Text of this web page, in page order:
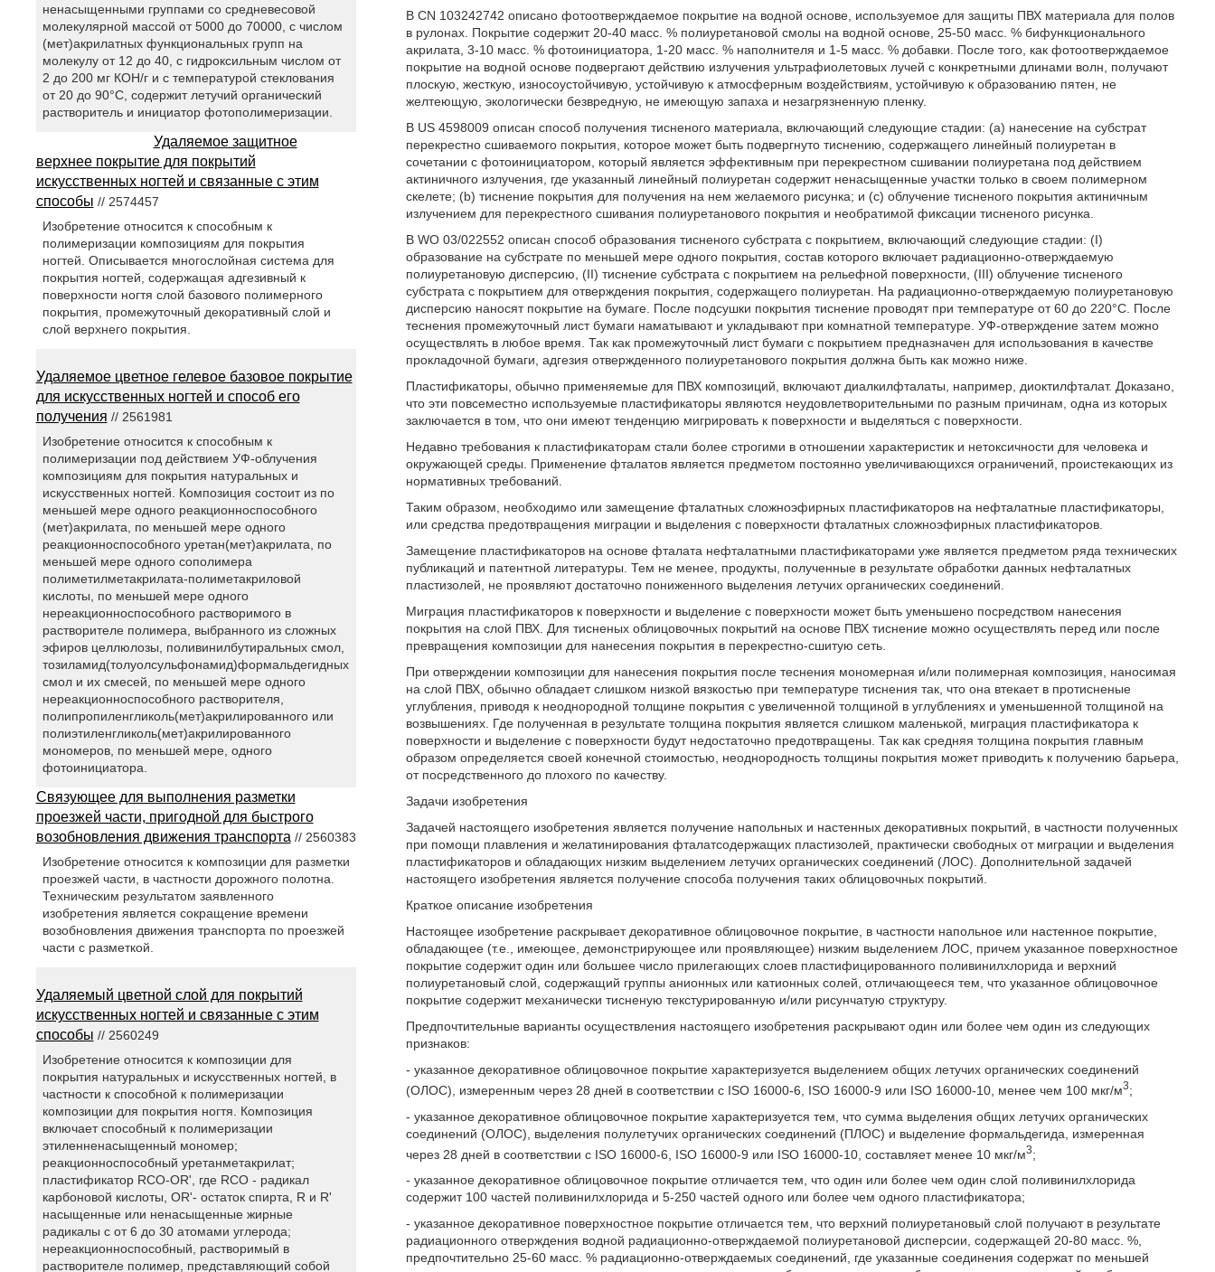
В CN 103242742 описано фотоотверждаемое покрытие на водной основе, используемое для защиты ПВХ материала для полов
в рулонах. Покрытие содержит 20-40 масс. % полиуретановой смолы на водной основе, 25-50 масс. % бифункционального
акрилата, 3-10 масс. % фотоинициатора, 1-20 масс. % наполнителя и 1-5 масс. % добавки. После того, как фотоотверждаемое
покрытие на водной основе подвергают действию излучения ультрафиолетовых лучей с конкретными длинами волн, получают
плоскую, жесткую, износоустойчивую, устойчивую к атмосферным воздействиям, устойчивую к образованию пятен, не
желтеющую, экологически безвредную, не имеющую запаха и незагрязненную пленку.
В US 4598009 описан способ получения тисненого материала, включающий следующие стадии: (а) нанесение на субстрат
перекрестно сшиваемого покрытия, которое может быть подвергнуто тиснению, содержащего линейный полиуретан в
сочетании с фотоинициатором, который является эффективным при перекрестном сшивании полиуретана под действием
актиничного излучения, где указанный линейный полиуретан содержит ненасыщенные участки только в своем полимерном
скелете; (b) тиснение покрытия для получения на нем желаемого рисунка; и (с) облучение тисненого покрытия актиничным
излучением для перекрестного сшивания полиуретанового покрытия и необратимой фиксации тисненого рисунка.
В WO 03/022552 описан способ образования тисненого субстрата с покрытием, включающий следующие стадии: (I)
образование на субстрате по меньшей мере одного покрытия, состав которого включает радиационно-отверждаемую
полиуретановую дисперсию, (II) тиснение субстрата с покрытием на рельефной поверхности, (III) облучение тисненого
субстрата с покрытием для отверждения покрытия, содержащего полиуретан. На радиационно-отверждаемую полиуретановую
дисперсию наносят покрытие на бумаге. После подсушки покрытия тиснение проводят при температуре от 60 до 220°С. После
теснения промежуточный лист бумаги наматывают и укладывают при комнатной температуре. УФ-отверждение затем можно
осуществлять в любое время. Так как промежуточный лист бумаги с покрытием предназначен для использования в качестве
прокладочной бумаги, адгезия отвержденного полиуретанового покрытия должна быть как можно ниже.
Пластификаторы, обычно применяемые для ПВХ композиций, включают диалкилфталаты, например, диоктилфталат. Доказано,
что эти повсеместно используемые пластификаторы являются неудовлетворительными по разным причинам, одна из которых
заключается в том, что они имеют тенденцию мигрировать к поверхности и выделяться с поверхности.
Недавно требования к пластификаторам стали более строгими в отношении характеристик и нетоксичности для человека и
окружающей среды. Применение фталатов является предметом постоянно увеличивающихся ограничений, проистекающих из
нормативных требований.
Таким образом, необходимо или замещение фталатных сложноэфирных пластификаторов на нефталатные пластификаторы,
или средства предотвращения миграции и выделения с поверхности фталатных сложноэфирных пластификаторов.
Замещение пластификаторов на основе фталата нефталатными пластификаторами уже является предметом ряда технических
публикаций и патентной литературы. Тем не менее, продукты, полученные в результате обработки данных нефталатных
пластизолей, не проявляют достаточно пониженного выделения летучих органических соединений.
Миграция пластификаторов к поверхности и выделение с поверхности может быть уменьшено посредством нанесения
покрытия на слой ПВХ. Для тисненых облицовочных покрытий на основе ПВХ тиснение можно осуществлять перед или после
превращения композиции для нанесения покрытия в перекрестно-сшитую сеть.
При отверждении композиции для нанесения покрытия после теснения мономерная и/или полимерная композиция, наносимая
на слой ПВХ, обычно обладает слишком низкой вязкостью при температуре тиснения так, что она втекает в протисненые
углубления, приводя к неоднородной толщине покрытия с увеличенной толщиной в углублениях и уменьшенной толщиной на
возвышениях. Где полученная в результате толщина покрытия является слишком маленькой, миграция пластификатора к
поверхности и выделение с поверхности будут недостаточно предотвращены. Так как средняя толщина покрытия главным
образом определяется своей конечной стоимостью, неоднородность толщины покрытия может приводить к получению барьера,
от посредственного до плохого по качеству.
Задачи изобретения
Задачей настоящего изобретения является получение напольных и настенных декоративных покрытий, в частности полученных
при помощи плавления и желатинирования фталатсодержащих пластизолей, практически свободных от миграции и выделения
пластификаторов и обладающих низким выделением летучих органических соединений (ЛОС). Дополнительной задачей
настоящего изобретения является получение способа получения таких облицовочных покрытий.
Краткое описание изобретения
Настоящее изобретение раскрывает декоративное облицовочное покрытие, в частности напольное или настенное покрытие,
обладающее (т.е., имеющее, демонстрирующее или проявляющее) низким выделением ЛОС, причем указанное поверхностное
покрытие содержит один или большее число прилегающих слоев пластифицированного поливинилхлорида и верхний
полиуретановый слой, содержащий группы анионных или катионных солей, отличающееся тем, что указанное облицовочное
покрытие содержит механически тисненую текстурированную и/или рисунчатую структуру.
Предпочтительные варианты осуществления настоящего изобретения раскрывают один или более чем один из следующих
признаков:
- указанное декоративное облицовочное покрытие характеризуется выделением общих летучих органических соединений
(ОЛОС), измеренным через 28 дней в соответствии с ISO 16000-6, ISO 16000-9 или ISO 16000-10, менее чем 100 мкг/м3;
- указанное декоративное облицовочное покрытие характеризуется тем, что сумма выделения общих летучих органических
соединений (ОЛОС), выделения полулетучих органических соединений (ПЛОС) и выделение формальдегида, измеренная
через 28 дней в соответствии с ISO 16000-6, ISO 16000-9 или ISO 16000-10, составляет менее 10 мкг/м3;
- указанное декоративное облицовочное покрытие отличается тем, что один или более чем один слой поливинилхлорида
содержит 100 частей поливинилхлорида и 5-250 частей одного или более чем одного пластификатора;
- указанное декоративное поверхностное покрытие отличается тем, что верхний полиуретановый слой получают в результате
радиационного отверждения водной радиационно-отверждаемой полиуретановой дисперсии, содержащей 20-80 масс. %,
предпочтительно 25-60 масс. % радиационно-отверждаемых соединений, где указанные соединения содержат по меньшей
ненасыщенными группами со средневесовой
молекулярной массой от 5000 до 70000, с числом
(мет)акрилатных функциональных групп на
молекулу от 12 до 40, с гидроксильным числом от
2 до 200 мг КОН/г и с температурой стеклования
от 20 до 90°С, содержит летучий органический
растворитель и инициатор фотополимеризации.
Удаляемое защитное
верхнее покрытие для покрытий
искусственных ногтей и связанные с этим
способы // 2574457
Изобретение относится к способным к
полимеризации композициям для покрытия
ногтей. Описывается многослойная система для
покрытия ногтей, содержащая адгезивный к
поверхности ногтя слой базового полимерного
покрытия, промежуточный декоративный слой и
слой верхнего покрытия.
Удаляемое цветное гелевое базовое покрытие
для искусственных ногтей и способ его
получения // 2561981
Изобретение относится к способным к
полимеризации под действием УФ-облучения
композициям для покрытия натуральных и
искусственных ногтей. Композиция состоит из по
меньшей мере одного реакционноспособного
(мет)акрилата, по меньшей мере одного
реакционноспособного уретан(мет)акрилата, по
меньшей мере одного сополимера
полиметилметакрилата-полиметакриловой
кислоты, по меньшей мере одного
нереакционноспособного растворимого в
растворителе полимера, выбранного из сложных
эфиров целлюлозы, поливинилбутиральных смол,
тозиламид(толуолсульфонамид)формальдегидных
смол и их смесей, по меньшей мере одного
нереакционноспособного растворителя,
полипропиленгликоль(мет)акрилированного или
полиэтиленгликоль(мет)акрилированного
мономеров, по меньшей мере, одного
фотоинициатора.
Связующее для выполнения разметки
проезжей части, пригодной для быстрого
возобновления движения транспорта // 2560383
Изобретение относится к композиции для разметки
проезжей части, в частности дорожного полотна.
Техническим результатом заявленного
изобретения является сокращение времени
возобновления движения транспорта по проезжей
части с разметкой.
Удаляемый цветной слой для покрытий
искусственных ногтей и связанные с этим
способы // 2560249
Изобретение относится к композиции для
покрытия натуральных и искусственных ногтей, в
частности к способной к полимеризации
композиции для покрытия ногтя. Композиция
включает способный к полимеризации
этиленненасыщенный мономер;
реакционноспособный уретанметакрилат;
пластификатор RCO-OR', где RCO - радикал
карбоновой кислоты, OR'- остаток спирта, R и R'
насыщенные или ненасыщенные жирные
радикалы с от 6 до 30 атомами углерода;
нереакционноспособный, растворимый в
растворителе полимер, представляющий собой